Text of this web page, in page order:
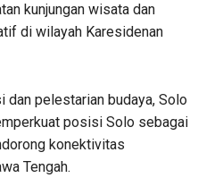
kunjungan wisata dan
di wilayah Karesidenan
dan pelestarian budaya, Solo
posisi Solo sebagai
konektivitas
Tengah.